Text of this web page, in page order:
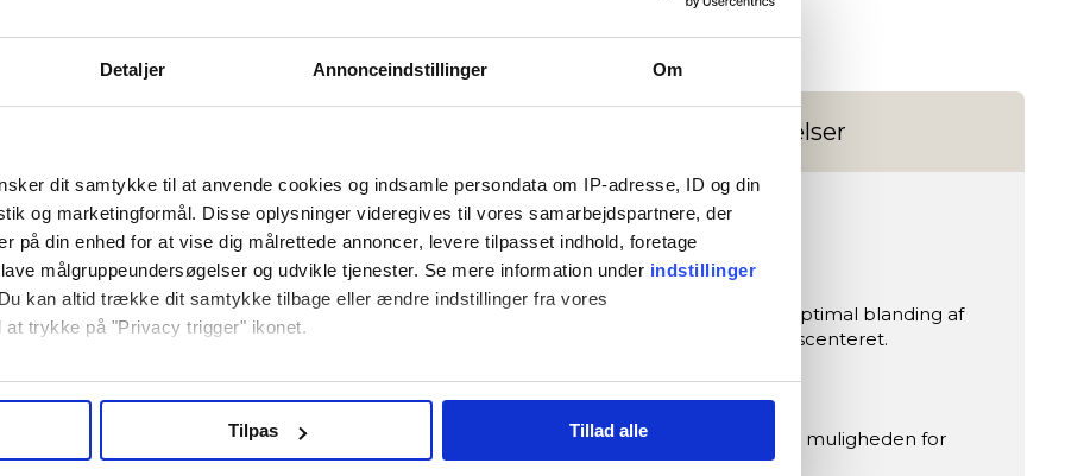
Detaljer Annonceindstillinger Om
dit samtykke til at anvende cookies og indsamle persondata om IP-adresse, ID og din
og marketingformål. Disse oplysninger videregives til vores samarbejdspartnere, der
på din enhed for at vise dig målrettede annoncer, levere tilpasset indhold, foretage
målgruppeundersøgelser og udvikle tjenester. Se mere information under indstillinger
kan altid trække dit samtykke tilbage eller ændre indstillinger fra vores
trykke på "Privacy trigger" ikonet.
gerne:
på en scanning af dens unikke karakteristika (fingerprinting)
Tilpas Tillad alle
Anmeldelser
- 2 kg
ved hjælp af disse 2 kg neopren håndvægte fra ASG. Designet til at tilbyde en optimal blanding af
et ideelt valg for dem, der ønsker at forbedre deres fysiske form hjemme eller i fitnesscenteret.
til at forstærke styrken og toningen af dine arme og overkrop, hvilket giver dig muligheden for
brug.